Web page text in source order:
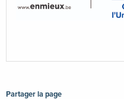
Partager la page